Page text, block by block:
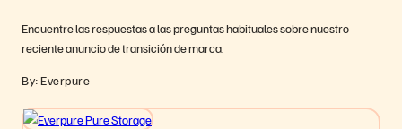
Encuentre las respuestas a las preguntas habituales sobre nuestro
reciente anuncio de transición de marca.
By: Everpure